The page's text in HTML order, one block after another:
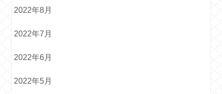
2022年8月
2022年7月
2022年6月
2022年5月